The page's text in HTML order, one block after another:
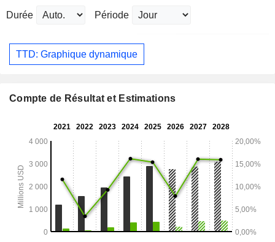
Durée Période
TTD: Graphique dynamique
Compte de Résultat et Estimations